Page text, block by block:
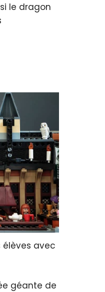
le dragon
élèves avec
géante de